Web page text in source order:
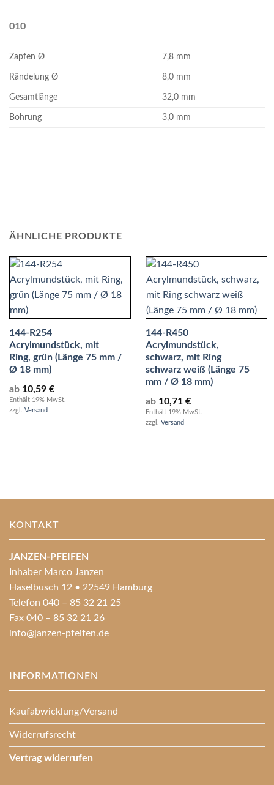
010
Zapfen Ø 7,8 mm
Rändelung Ø 8,0 mm
Gesamtlänge 32,0 mm
Bohrung 3,0 mm
ÄHNLICHE PRODUKTE
144-R254
Acrylmundstück, mit
Ring, grün (Länge 75 mm /
Ø 18 mm)
ab 10,59 €
Enthält 19% MwSt.
zzgl. Versand
144-R450
Acrylmundstück,
schwarz, mit Ring
schwarz weiß (Länge 75
mm / Ø 18 mm)
ab 10,71 €
Enthält 19% MwSt.
zzgl. Versand
KONTAKT
JANZEN-PFEIFEN
Inhaber Marco Janzen
Haselbusch 12 • 22549 Hamburg
Telefon 040 – 85 32 21 25
Fax 040 – 85 32 21 26
info@janzen-pfeifen.de
INFORMATIONEN
Kaufabwicklung/Versand
Widerrufsrecht
Vertrag widerrufen